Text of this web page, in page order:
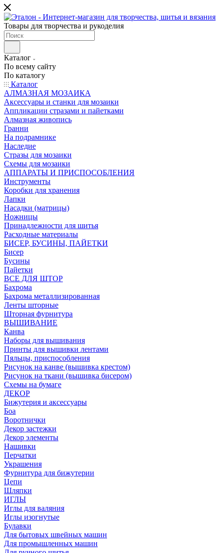
Товары для творчества и рукоделия
Каталог
По всему сайту
По каталогу
Каталог
АЛМАЗНАЯ МОЗАИКА
Аксессуары и станки для мозаики
Аппликации стразами и пайетками
Алмазная живопись
Гранни
На подрамнике
Наследие
Стразы для мозаики
Схемы для мозаики
АППАРАТЫ И ПРИСПОСОБЛЕНИЯ
Инструменты
Коробки для хранения
Лапки
Насадки (матрицы)
Ножницы
Принадлежности для шитья
Расходные материалы
БИСЕР, БУСИНЫ, ПАЙЕТКИ
Бисер
Бусины
Пайетки
ВСЕ ДЛЯ ШТОР
Бахрома
Бахрома металлизированная
Ленты шторные
Шторная фурнитура
ВЫШИВАНИЕ
Канва
Наборы для вышивания
Принты для вышивки лентами
Пяльцы, приспособления
Рисунок на канве (вышивка крестом)
Рисунок на ткани (вышивка бисером)
Схемы на бумаге
ДЕКОР
Бижутерия и аксессуары
Боа
Воротнички
Декор застежки
Декор элементы
Нашивки
Перчатки
Украшения
Фурнитура для бижутерии
Цепи
Шляпки
ИГЛЫ
Иглы для валяния
Иглы изогнутые
Булавки
Для бытовых швейных машин
Для промышленных машин